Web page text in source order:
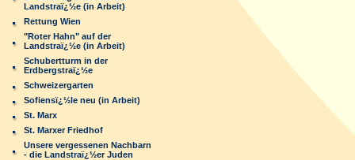
Landstraï¿½e (in Arbeit)
Rettung Wien
"Roter Hahn" auf der
Landstraï¿½e (in Arbeit)
Schubertturm in der
Erdbergstraï¿½e
Schweizergarten
Sofiensï¿½le neu (in Arbeit)
St. Marx
St. Marxer Friedhof
Unsere vergessenen Nachbarn
- die Landstraï¿½er Juden